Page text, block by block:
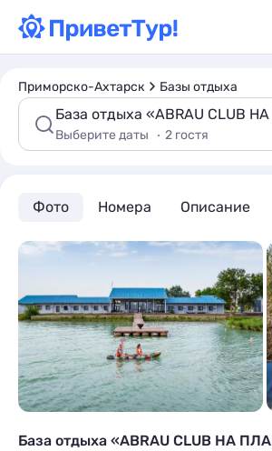
Приморско-Ахтарск Базы отдыха
База отдыха «ABRAU CLUB
Выберите даты 2 гостя
Фото Номера Описание
База отдыха «ABRAU CLUB НА